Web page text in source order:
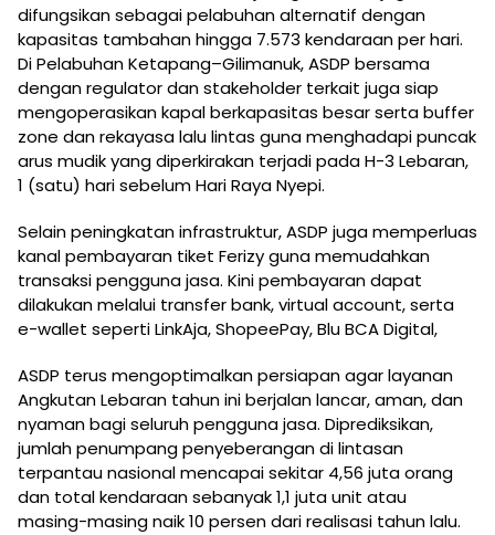
difungsikan sebagai pelabuhan alternatif dengan
kapasitas tambahan hingga 7.573 kendaraan per hari.
Di Pelabuhan Ketapang–Gilimanuk, ASDP bersama
dengan regulator dan stakeholder terkait juga siap
mengoperasikan kapal berkapasitas besar serta buffer
zone dan rekayasa lalu lintas guna menghadapi puncak
arus mudik yang diperkirakan terjadi pada H-3 Lebaran,
1 (satu) hari sebelum Hari Raya Nyepi.
Selain peningkatan infrastruktur, ASDP juga memperluas
kanal pembayaran tiket Ferizy guna memudahkan
transaksi pengguna jasa. Kini pembayaran dapat
dilakukan melalui transfer bank, virtual account, serta
e-wallet seperti LinkAja, ShopeePay, Blu BCA Digital,
ASDP terus mengoptimalkan persiapan agar layanan
Angkutan Lebaran tahun ini berjalan lancar, aman, dan
nyaman bagi seluruh pengguna jasa. Diprediksikan,
jumlah penumpang penyeberangan di lintasan
terpantau nasional mencapai sekitar 4,56 juta orang
dan total kendaraan sebanyak 1,1 juta unit atau
masing-masing naik 10 persen dari realisasi tahun lalu.